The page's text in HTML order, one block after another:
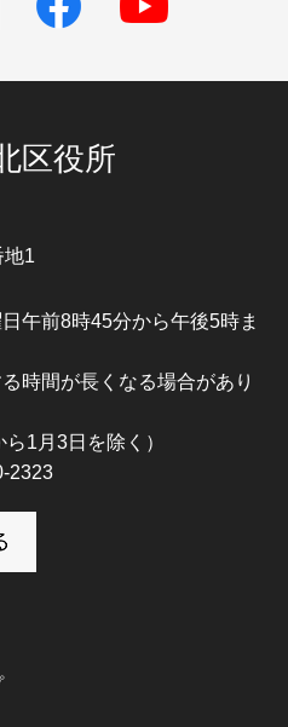
区役所
地1
午前8時45分から午後5時ま
時間が長くなる場合があり
1月3日を除く）
2323